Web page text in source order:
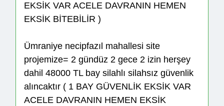
EKSİK VAR ACELE DAVRANIN HEMEN
EKSİK BİTEBİLİR )
Ümraniye necipfazıl mahallesi site
projemize= 2 gündüz 2 gece 2 izin herşey
dahil 48000 TL bay silahlı silahsız güvenlik
alıncaktır ( 1 BAY GÜVENLİK EKSİK VAR
ACELE DAVRANIN HEMEN EKSİK